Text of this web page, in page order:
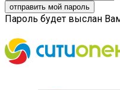
Пароль будет выслан